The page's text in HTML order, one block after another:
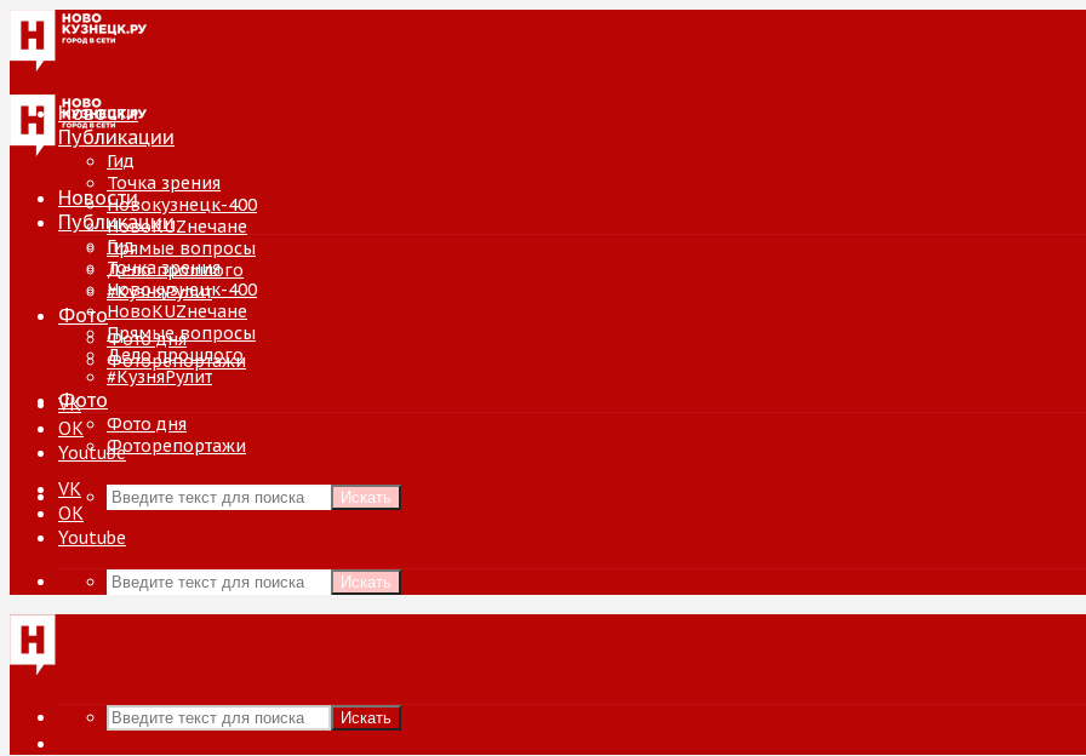
Новости
Публикации
Гид
Точка зрения
Новокузнецк-400
НовоKUZнечане
Прямые вопросы
Дело прошлого
#КузняРулит
Фото
Фото дня
Фоторепортажи
VK
ОК
Youtube
Искать
Новости
Публикации
Гид
Точка зрения
Новокузнецк-400
НовоKUZнечане
Прямые вопросы
Дело прошлого
#КузняРулит
Фото
Фото дня
Фоторепортажи
VK
ОК
Youtube
Искать
Искать